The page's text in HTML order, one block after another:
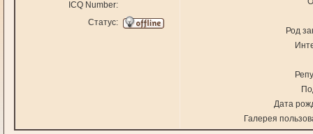
Род
Дата
Галерея
ICQ Number:
Статус: